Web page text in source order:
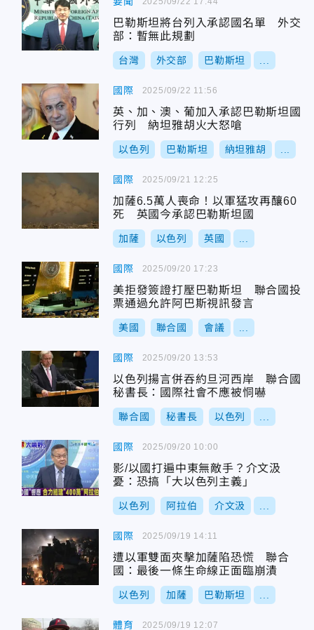
巴勒斯坦將台列入承認國名單 外交
部：暫無此規劃
台灣 外交部 巴勒斯坦
國際
英、加、澳、葡加入承認巴勒斯坦國
行列 納坦雅胡火大怒嗆
以色列 巴勒斯坦 納坦雅胡
2025/09/22 11:56
國際
加薩6.5萬人喪命！以軍猛攻再釀60
死 英國今承認巴勒斯坦國
加薩 以色列 英國
2025/09/21 12:25
國際
美拒發簽證打壓巴勒斯坦 聯合國投
票通過允許阿巴斯視訊發言
美國 聯合國 會議
2025/09/20 17:23
國際
以色列揚言併吞約旦河西岸 聯合國
秘書長：國際社會不應被恫嚇
聯合國 秘書長 以色列
2025/09/20 13:53
國際
影/以國打遍中東無敵手？介文汲
憂：恐搞「大以色列主義」
以色列 阿拉伯 介文汲
2025/09/20 10:00
國際
遭以軍雙面夾擊加薩陷恐慌 聯合
國：最後一條生命線正面臨崩潰
以色列 加薩 巴勒斯坦
2025/09/19 14:11
體育 2025/09/19 12:07